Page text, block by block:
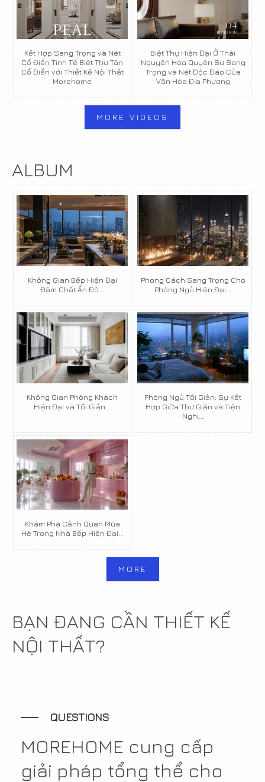
Kết Hợp Sang Trọng và Nét
Cổ Điển Tinh Tế Biệt Thự Tân
Cổ Điển với Thiết Kế Nội Thất
Morehome
Biệt Thự Hiện Đại Ở Thái
Nguyên Hòa Quyện Sự Sang
Trọng và Nét Độc Đáo Của
Văn Hóa Địa Phương
MORE VIDEOS
ALBUM
Không Gian Bếp Hiện Đại
Đậm Chất Ấn Độ...
Phong Cách Sang Trọng Cho
Phòng Ngủ Hiện Đại...
Không Gian Phòng Khách
Hiện Đại và Tối Giản...
Phòng Ngủ Tối Giản: Sự Kết
Hợp Giữa Thư Giãn và Tiện
Nghi...
Khám Phá Cảnh Quan Mùa
Hè Trong Nhà Bếp Hiện Đại...
MORE
BẠN ĐANG CẦN THIẾT KẾ
NỘI THẤT?
QUESTIONS
MOREHOME cung cấp
giải pháp tổng thể cho